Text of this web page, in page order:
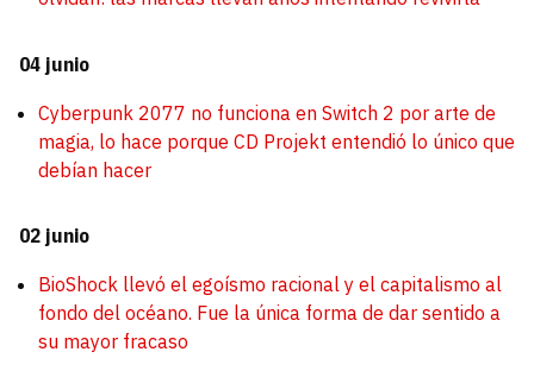
04 junio
Cyberpunk 2077 no funciona en Switch 2 por arte de
magia, lo hace porque CD Projekt entendió lo único que
debían hacer
02 junio
BioShock llevó el egoísmo racional y el capitalismo al
fondo del océano. Fue la única forma de dar sentido a
su mayor fracaso